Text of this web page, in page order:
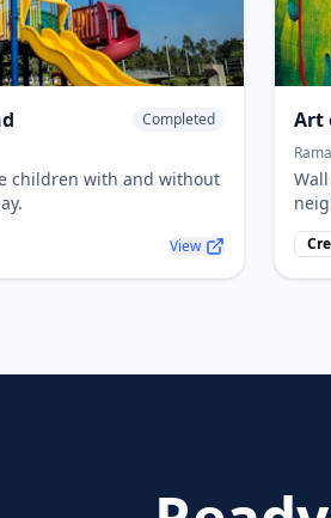
Completed
children with and without
View
Art